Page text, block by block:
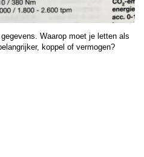
Waarop moet je letten als
koppel of vermogen?